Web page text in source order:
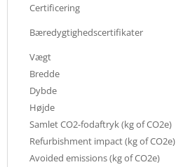
Certificering
Bæredygtighedscertifikater
Vægt
Bredde
Dybde
Højde
Samlet CO2-fodaftryk (kg of CO2e)
Refurbishment impact (kg of CO2e)
Avoided emissions (kg of CO2e)